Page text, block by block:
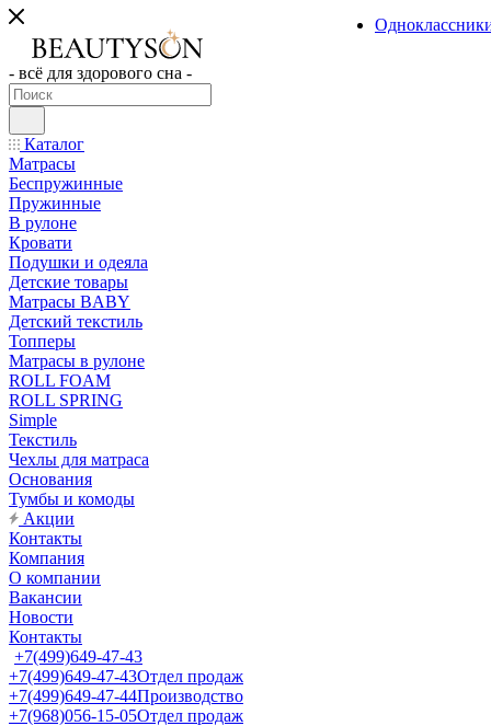
- всё для здорового сна -
Каталог
Матрасы
Беспружинные
Пружинные
В рулоне
Кровати
Подушки и одеяла
Детские товары
Матрасы BABY
Детский текстиль
Топперы
Матрасы в рулоне
ROLL FOAM
ROLL SPRING
Simple
Текстиль
Чехлы для матраса
Основания
Тумбы и комоды
Акции
Контакты
Компания
О компании
Вакансии
Новости
Контакты
+7(499)649-47-43
+7(499)649-47-43Отдел продаж
+7(499)649-47-44Производство
+7(968)056-15-05Отдел продаж